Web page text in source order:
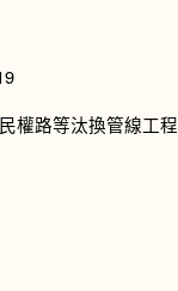
權路等汰換管線工程